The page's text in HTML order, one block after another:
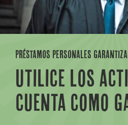
PRÉSTAMOS PERSONALES
UTILICE LOS
CUENTA COMO